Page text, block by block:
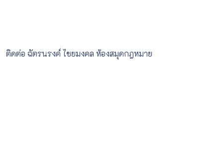
ติดต่อ ฉัตรนรงค์ ไชยมงคล ห้องสมุดกฎหมาย